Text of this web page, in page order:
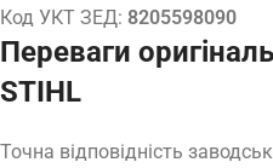
Код УКТ ЗЕД: 8205598090
Переваги
STIHL
Точна відповідність